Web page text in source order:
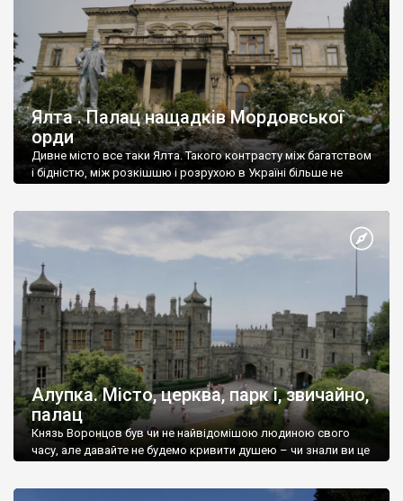
Ялта . Палац нащадків Мордовської
орди
Дивне місто все таки Ялта. Такого контрасту між багатством
і бідністю, між розкішшю і розрухою в Україні більше не
Алупка. Місто, церква, парк і, звичайно,
палац
Князь Воронцов був чи не найвідомішою людиною свого
часу, але давайте не будемо кривити душею – чи знали ви це